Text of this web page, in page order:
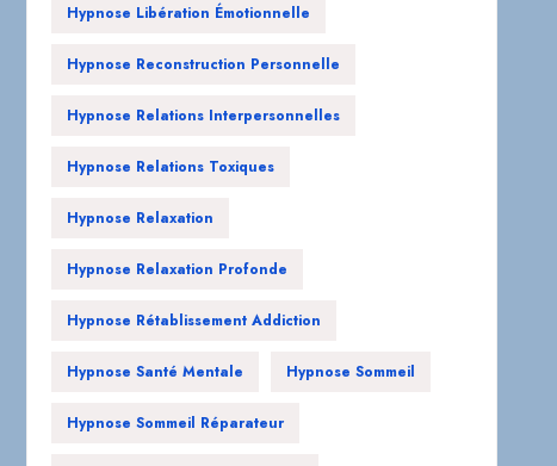
Hypnose Libération Émotionnelle
Hypnose Reconstruction Personnelle
Hypnose Relations Interpersonnelles
Hypnose Relations Toxiques
Hypnose Relaxation
Hypnose Relaxation Profonde
Hypnose Rétablissement Addiction
Hypnose Santé Mentale Hypnose Sommeil
Hypnose Sommeil Réparateur